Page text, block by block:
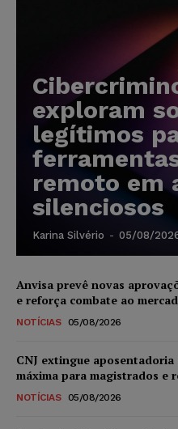
exploram
legítimos
remoto em
silenciosos
Karina Silvério - 05/08/
Anvisa prevê novas
e reforça combate ao
NOTÍCIAS 05/08/2026
CNJ extingue
máxima para magistrados e
NOTÍCIAS 05/08/2026